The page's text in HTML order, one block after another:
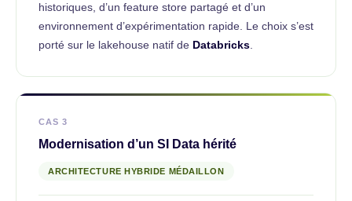
historiques, d’un feature store partagé et d’un
environnement d’expérimentation rapide. Le choix s’est
porté sur le lakehouse natif de Databricks.
CAS 3
Modernisation d’un SI Data hérité
ARCHITECTURE HYBRIDE MÉDAILLON